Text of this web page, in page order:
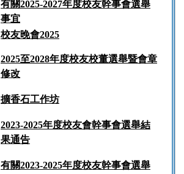
有關2025-2027年度校友幹事會選舉
事宜
校友晚會2025
2025至2028年度校友校董選舉暨會章
修改
擴香石工作坊
2023-2025年度校友會幹事會選舉結
果通告
有關2023-2025年度校友幹事會選舉